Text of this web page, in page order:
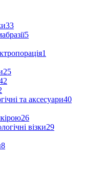
33
5
1
25
та аксесуари40
26
візки29
8